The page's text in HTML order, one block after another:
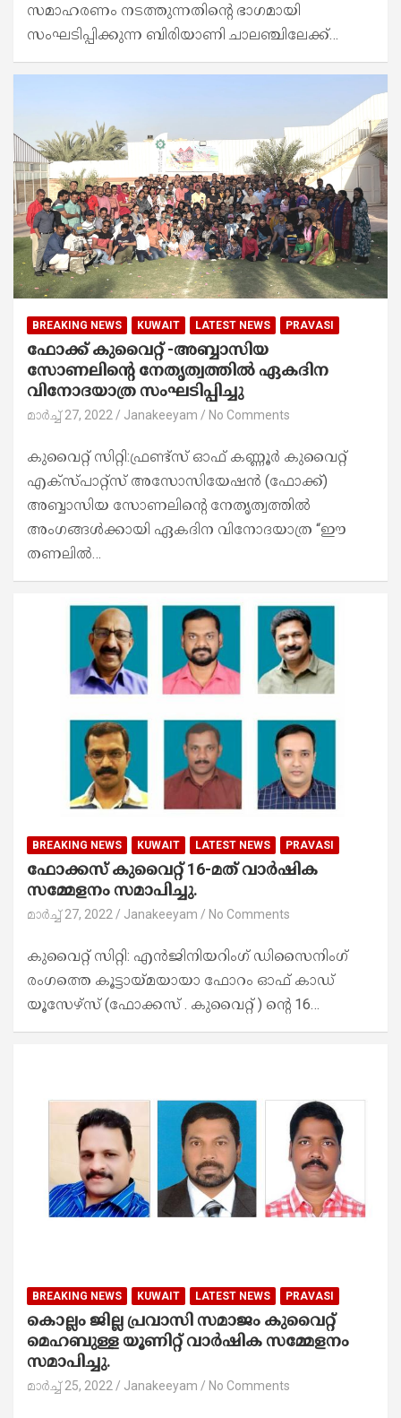
സമാഹരണം നടത്തുന്നതിന്റെ ഭാഗമായി
സംഘടിപ്പിക്കുന്ന ബിരിയാണി ചാലഞ്ചിലേക്ക്…
BREAKING NEWS KUWAIT LATEST NEWS PRAVASI
ഫോക്ക് കുവൈറ്റ് -അബ്ബാസിയ
സോണലിന്റെ നേതൃത്വത്തിൽ ഏകദിന
വിനോദയാത്ര സംഘടിപ്പിച്ചു
മാർച്ച്‌ 27, 2022 Janakeeyam No Comments
കുവൈറ്റ് സിറ്റി:ഫ്രണ്ട്സ് ഓഫ് കണ്ണൂർ കുവൈറ്റ്
എക്സ്പാറ്റ്‌സ് അസോസിയേഷൻ (ഫോക്ക്)
അബ്ബാസിയ സോണലിന്റെ നേതൃത്വത്തിൽ
അംഗങ്ങൾക്കായി ഏകദിന വിനോദയാത്ര “ഈ
തണലിൽ…
BREAKING NEWS KUWAIT LATEST NEWS PRAVASI
ഫോക്കസ് കുവൈറ്റ് 16-മത് വാർഷിക
സമ്മേളനം സമാപിച്ചു.
മാർച്ച്‌ 27, 2022 Janakeeyam No Comments
കുവൈറ്റ് സിറ്റി: എൻജിനിയറിംഗ് ഡിസൈനിംഗ്
രംഗത്തെ കൂട്ടായ്മയായാ ഫോറം ഓഫ് കാഡ്
യൂസേഴ്സ് (ഫോക്കസ് . കുവൈറ്റ് ) ന്റെ 16…
BREAKING NEWS KUWAIT LATEST NEWS PRAVASI
കൊല്ലം ജില്ല പ്രവാസി സമാജം കുവൈറ്റ്
മെഹബുള്ള യൂണിറ്റ് വാർഷിക സമ്മേളനം
സമാപിച്ചു.
മാർച്ച്‌ 25, 2022 Janakeeyam No Comments